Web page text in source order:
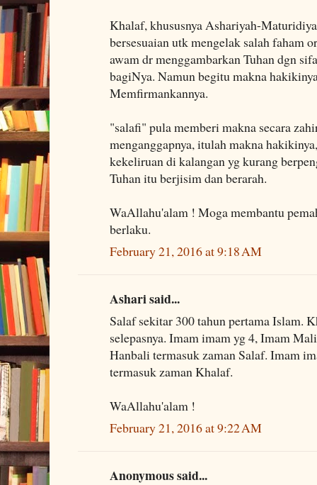
Khalaf, khususnya Ashariyah-
bersesuaian utk mengelak salah faham
awam dr menggambarkan Tuhan dgn
bagiNya. Namun begitu makna
Memfirmankannya.
"salafi" pula memberi makna secara
menganggapnya, itulah makna
kekeliruan di kalangan yg kurang
Tuhan itu berjisim dan berarah.
WaAllahu'alam ! Moga membantu
berlaku.
February 21, 2016 at 9:18 AM
Ashari said...
Salaf sekitar 300 tahun pertama Islam.
selepasnya. Imam imam yg 4, Imam
Hanbali termasuk zaman Salaf. Imam
termasuk zaman Khalaf.
WaAllahu'alam !
February 21, 2016 at 9:22 AM
Anonymous said...